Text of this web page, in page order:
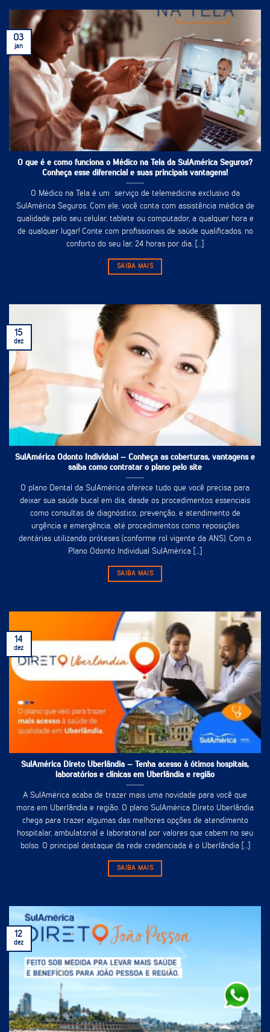
O que é e como funciona o Médico na Tela da SulAmérica Seguros?
Conheça esse diferencial e suas principais vantagens!
O Médico na Tela é um serviço de telemedicina exclusivo da
SulAmérica Seguros. Com ele, você conta com assistência médica de
qualidade pelo seu celular, tablete ou computador, a qualquer hora e
de qualquer lugar! Conte com profissionais de saúde qualificados, no
conforto do seu lar, 24 horas por dia, [...]
SAIBA MAIS
03
jan
SulAmérica Odonto Individual – Conheça as coberturas, vantagens e
saiba como contratar o plano pelo site
O plano Dental da SulAmérica oferece tudo que você precisa para
deixar sua saúde bucal em dia, desde os procedimentos essenciais
como consultas de diagnóstico, prevenção, e atendimento de
urgência e emergência, até procedimentos como reposições
dentárias utilizando próteses (conforme rol vigente da ANS). Com o
Plano Odonto Individual SulAmérica [...]
SAIBA MAIS
15
dez
SulAmérica Direto Uberlândia – Tenha acesso à ótimos hospitais,
laboratórios e clínicas em Uberlândia e região
A SulAmérica acaba de trazer mais uma novidade para você que
mora em Uberlândia e região. O plano SulAmérica Direto Uberlândia
chega para trazer algumas das melhores opções de atendimento
hospitalar, ambulatorial e laboratorial por valores que cabem no seu
bolso. O principal destaque da rede credenciada é o Uberlândia [...]
SAIBA MAIS
14
dez
12
dez